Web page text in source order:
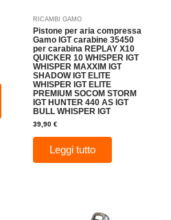
RICAMBI GAMO
Pistone per aria compressa
Gamo IGT carabine 35450
per carabina REPLAY X10
QUICKER 10 WHISPER IGT
WHISPER MAXXIM IGT
SHADOW IGT ELITE
WHISPER IGT ELITE
PREMIUM SOCOM STORM
IGT HUNTER 440 AS IGT
BULL WHISPER IGT
39,90€
Leggi tutto